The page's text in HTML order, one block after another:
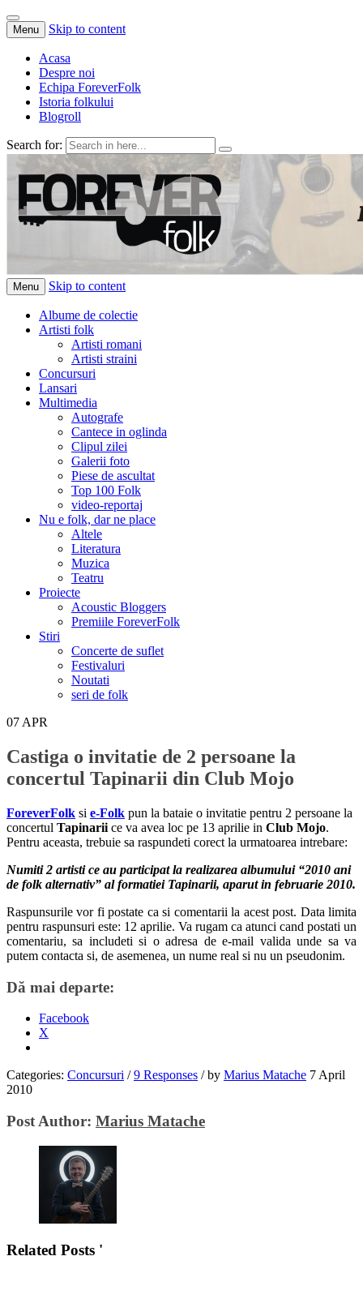
Menu Skip to content
Acasa
Despre noi
Echipa ForeverFolk
Istoria folkului
Blogroll
Search for:
ForeverFolk
Muzica sufletului tau
Menu Skip to content
Albume de colectie
Artisti folk
Artisti romani
Artisti straini
Concursuri
Lansari
Multimedia
Autografe
Cantece in oglinda
Clipul zilei
Galerii foto
Piese de ascultat
Top 100 Folk
video-reportaj
Nu e folk, dar ne place
Altele
Literatura
Muzica
Teatru
Proiecte
Acoustic Bloggers
Premiile ForeverFolk
Stiri
Concerte de suflet
Festivaluri
Noutati
seri de folk
07 APR
Castiga o invitatie de 2 persoane la
concertul Tapinarii din Club Mojo
ForeverFolk si e-Folk pun la bataie o invitatie pentru 2 persoane la
concertul Tapinarii ce va avea loc pe 13 aprilie in Club Mojo.
Pentru aceasta, trebuie sa raspundeti corect la urmatoarea intrebare:
Numiti 2 artisti ce au participat la realizarea albumului “2010 ani
de folk alternativ” al formatiei Tapinarii, aparut in februarie 2010.
Raspunsurile vor fi postate ca si comentarii la acest post. Data limita
pentru raspunsuri este: 12 aprilie. Va rugam ca atunci cand postati un
comentariu, sa includeti si o adresa de e-mail valida unde sa va
putem contacta si, de asemenea, un nume real si nu un pseudonim.
Dă mai departe:
Facebook
X
Categories: Concursuri / 9 Responses /by Marius Matache 7 April
2010
Post Author: Marius Matache
Related Posts '